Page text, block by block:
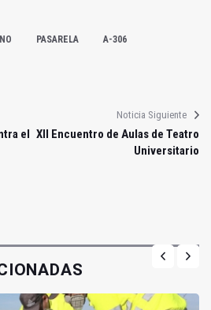
PASARELA A-306
el
Noticia Siguiente
XII Encuentro de Aulas de Teatro
Universitario